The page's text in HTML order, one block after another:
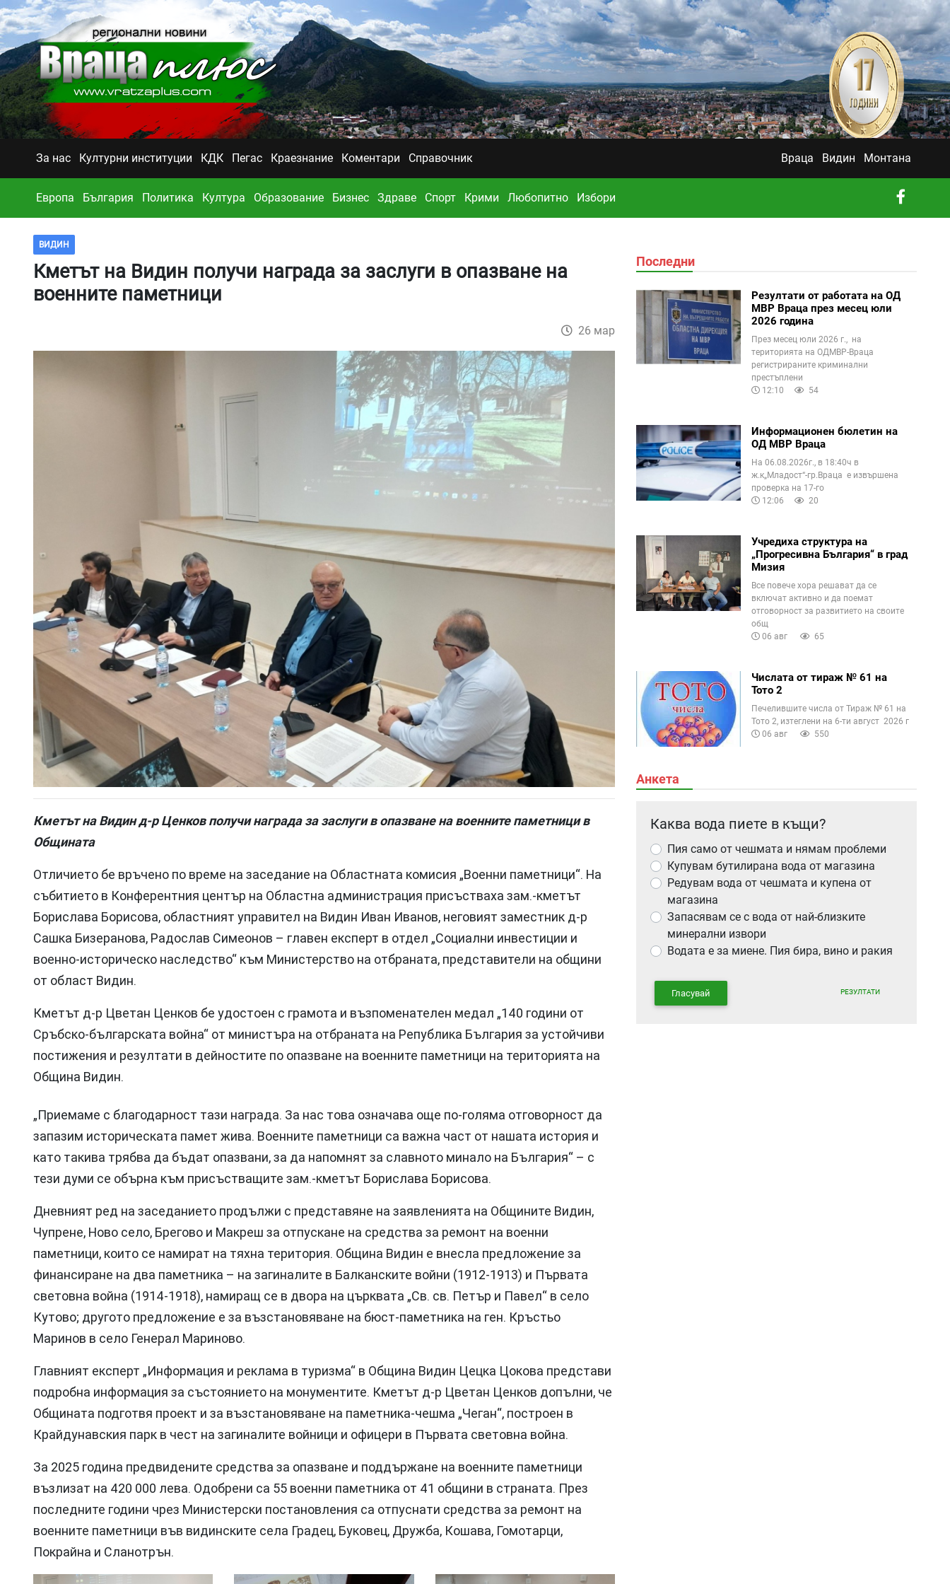
За нас Културни институции КДК Пегас Краезнание Коментари Справочник Враца Видин Монтана
Европа България Политика Култура Образование Бизнес Здраве Спорт Крими Любопитно Избори
ВИДИН
Кметът на Видин получи награда за заслуги в опазване на
военните паметници
26 мар
Кметът на Видин д-р Ценков получи награда за заслуги в опазване на военните паметници в
Общината
Отличието бе връчено по време на заседание на Областната комисия „Военни паметници“. На
събитието в Конферентния център на Областна администрация присъстваха зам.-кметът
Борислава Борисова, областният управител на Видин Иван Иванов, неговият заместник д-р
Сашка Бизеранова, Радослав Симеонов – главен експерт в отдел „Социални инвестиции и
военно-историческо наследство“ към Министерство на отбраната, представители на общини
от област Видин.
Кметът д-р Цветан Ценков бе удостоен с грамота и възпоменателен медал „140 години от
Сръбско-българската война“ от министъра на отбраната на Република България за устойчиви
постижения и резултати в дейностите по опазване на военните паметници на територията на
Община Видин.
„Приемаме с благодарност тази награда. За нас това означава още по-голяма отговорност да
запазим историческата памет жива. Военните паметници са важна част от нашата история и
като такива трябва да бъдат опазвани, за да напомнят за славното минало на България“ – с
тези думи се обърна към присъстващите зам.-кметът Борислава Борисова.
Дневният ред на заседанието продължи с представяне на заявленията на Общините Видин,
Чупрене, Ново село, Брегово и Макреш за отпускане на средства за ремонт на военни
паметници, които се намират на тяхна територия. Община Видин е внесла предложение за
финансиране на два паметника – на загиналите в Балканските войни (1912-1913) и Първата
световна война (1914-1918), намиращ се в двора на църквата „Св. св. Петър и Павел“ в село
Кутово; другото предложение е за възстановяване на бюст-паметника на ген. Кръстьо
Маринов в село Генерал Мариново.
Главният експерт „Информация и реклама в туризма“ в Община Видин Цецка Цокова представи
подробна информация за състоянието на монументите. Кметът д-р Цветан Ценков допълни, че
Общината подготвя проект и за възстановяване на паметника-чешма „Чеган“, построен в
Крайдунавския парк в чест на загиналите войници и офицери в Първата световна война.
За 2025 година предвидените средства за опазване и поддържане на военните паметници
възлизат на 420 000 лева. Одобрени са 55 военни паметника от 41 общини в страната. През
последните години чрез Министерски постановления са отпуснати средства за ремонт на
военните паметници във видинските села Градец, Буковец, Дружба, Кошава, Гомотарци,
Покрайна и Сланотрън.
Последни
Резултати от работата на ОД
МВР Враца през месец юли
2026 година
През месец юли 2026 г., на
територията на ОДМВР-Враца
регистрираните криминални
престъплени
12:10
54
Информационен бюлетин на
ОД МВР Враца
На 06.08.2026г., в 18:40ч в
ж.к„Младост“-гр.Враца е извършена
проверка на 17-го
12:06
20
Учредиха структура на
„Прогресивна България“ в град
Мизия
Все повече хора решават да се
включат активно и да поемат
отговорност за развитието на своите
общ
06 авг
65
Числата от тираж № 61 на
Тото 2
Печелившите числа от Тираж № 61 на
Тото 2, изтеглени на 6-ти август 2026 г
06 авг
550
Анкета
Каква вода пиете в къщи?
Пия само от чешмата и нямам проблеми
Купувам бутилирана вода от магазина
Редувам вода от чешмата и купена от
магазина
Запасявам се с вода от най-близките
минерални извори
Водата е за миене. Пия бира, вино и ракия
Гласувай РЕЗУЛТАТИ